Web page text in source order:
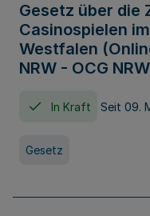
Gesetz über die
Casinospielen
Westfalen
NRW - OCG
In Kraft Seit 09.
Gesetz